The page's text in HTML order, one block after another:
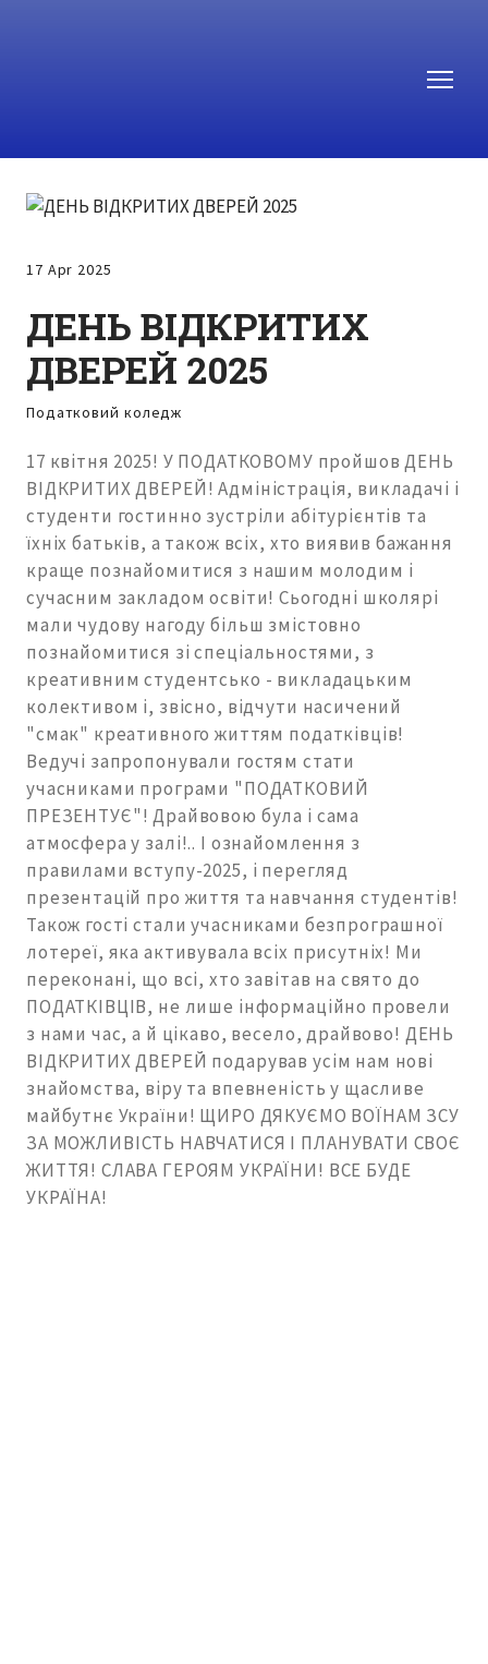
17 Apr 2025
ДЕНЬ ВІДКРИТИХ
ДВЕРЕЙ 2025
Податковий коледж
17 квітня 2025! У ПОДАТКОВОМУ пройшов ДЕНЬ
ВІДКРИТИХ ДВЕРЕЙ! Адміністрація, викладачі і
студенти гостинно зустріли абітурієнтів та
їхніх батьків, а також всіх, хто виявив бажання
краще познайомитися з нашим молодим і
сучасним закладом освіти! Сьогодні школярі
мали чудову нагоду більш змістовно
познайомитися зі спеціальностями, з
креативним студентсько - викладацьким
колективом і, звісно, відчути насичений
"смак" креативного життям податківців!
Ведучі запропонували гостям стати
учасниками програми "ПОДАТКОВИЙ
ПРЕЗЕНТУЄ"! Драйвовою була і сама
атмосфера у залі!.. І ознайомлення з
правилами вступу-2025, і перегляд
презентацій про життя та навчання студентів!
Також гості стали учасниками безпрограшної
лотереї, яка активувала всіх присутніх! Ми
переконані, що всі, хто завітав на свято до
ПОДАТКІВЦІВ, не лише інформаційно провели
з нами час, а й цікаво, весело, драйвово! ДЕНЬ
ВІДКРИТИХ ДВЕРЕЙ подарував усім нам нові
знайомства, віру та впевненість у щасливе
майбутнє України! ЩИРО ДЯКУЄМО ВОЇНАМ ЗСУ
ЗА МОЖЛИВІСТЬ НАВЧАТИСЯ І ПЛАНУВАТИ СВОЄ
ЖИТТЯ! СЛАВА ГЕРОЯМ УКРАЇНИ! ВСЕ БУДЕ
УКРАЇНА!